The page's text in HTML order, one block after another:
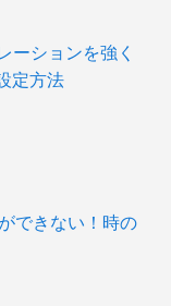
ーションを強く
定方法
できない！時の